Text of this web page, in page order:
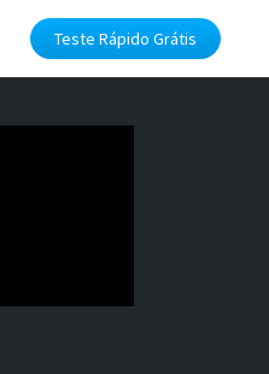
Teste Rápido Grátis